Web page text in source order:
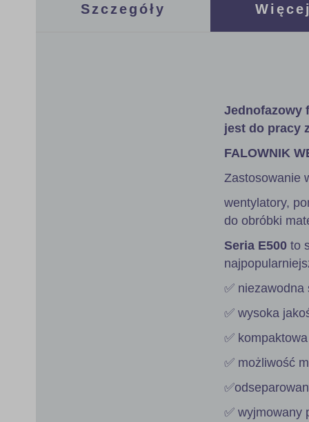
Szczegóły
Jednofazowy
jest do pracy
FALOWNIK
Zastosowanie
wentylatory,
do obróbki
Seria Е500to
✅
✅ wysoka
✅
✅ możliwość
✅ wyjmowany